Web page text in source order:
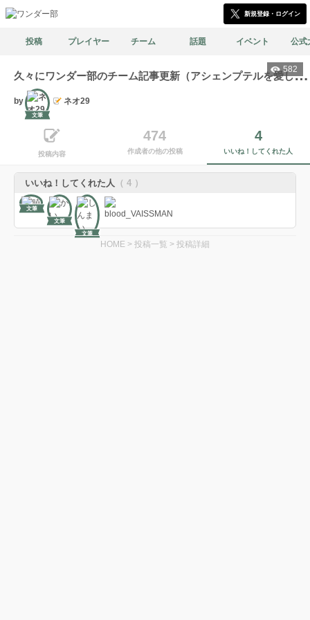
新規登録・ログイン
投稿 プレイヤー チーム 話題 イベント 公式
582久
々にワンダー部のチーム記事更新（アシェンプテルを愛してる方のためのチーム）
by
文筆
ネオ29
投稿内容
474
作成者の他の投稿
4
いいね！してくれた人
いいね！してくれた人 （ 4 ）
文筆
文筆
文筆
HOME > 投稿一覧 > 投稿詳細